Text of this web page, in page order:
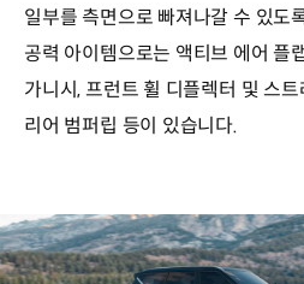
일부를 측면으로 빠져나갈 수 있도
공력 아이템으로는 액티브 에어 플
가니시, 프런트 휠 디플렉터 및 스
리어 범퍼립 등이 있습니다.